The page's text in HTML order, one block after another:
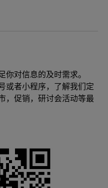
对信息的及时需求。
或者小程序，了解我们定
，促销，研讨会活动等最